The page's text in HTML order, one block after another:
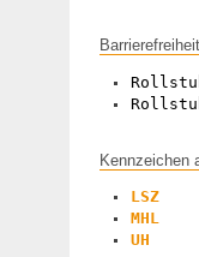
Barrierefreiheit
Kennzeichen
LSZ
MHL
UH